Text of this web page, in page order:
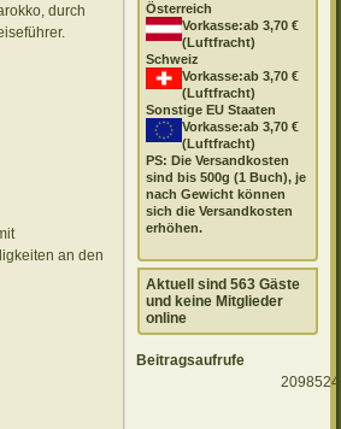
durch
an den
Österreich
Vorkasse:ab 3,70 €
(Luftfracht)
Schweiz
Vorkasse:ab 3,70 €
(Luftfracht)
Sonstige EU Staaten
Vorkasse:ab 3,70 €
(Luftfracht)
PS: Die Versandkosten
sind bis 500g (1 Buch), je
nach Gewicht können
sich die Versandkosten
erhöhen.
Aktuell sind 563 Gäste
und keine Mitglieder
online
Beitragsaufrufe
20985242